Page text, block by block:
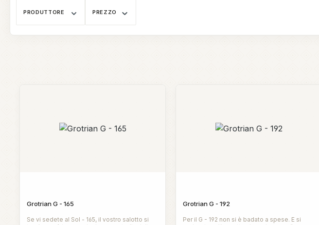
PRODUTTORE PREZZO
Grotrian G - 165
Se vi sedete al Sol - 165, il vostro salotto si
Grotrian G - 192
Per il G - 192 non si è badato a spese. E si